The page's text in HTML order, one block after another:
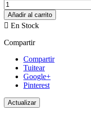
Añadir al carrito
 En Stock
Compartir
Compartir
Tuitear
Google+
Pinterest